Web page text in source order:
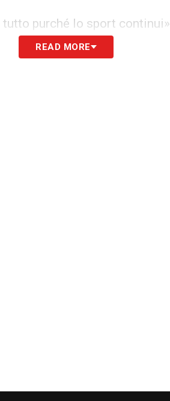
tutto purché lo sport continui»
READ MORE